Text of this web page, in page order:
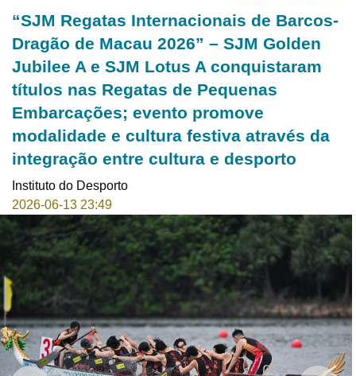
“SJM Regatas Internacionais de Barcos-
Dragão de Macau 2026” – SJM Golden
Jubilee A e SJM Lotus A conquistaram
títulos nas Regatas de Pequenas
Embarcações; evento promove
modalidade e cultura festiva através da
integração entre cultura e desporto
Instituto do Desporto
2026-06-13 23:49